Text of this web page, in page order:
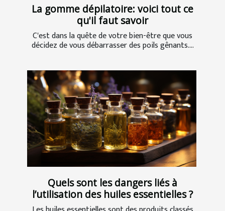
La gomme dépilatoire: voici tout ce
qu'il faut savoir
C'est dans la quête de votre bien-être que vous
décidez de vous débarrasser des poils gênants....
Quels sont les dangers liés à
l’utilisation des huiles essentielles ?